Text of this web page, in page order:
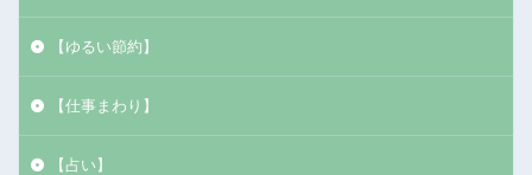
【ゆるい節約】
【仕事まわり】
【占い】